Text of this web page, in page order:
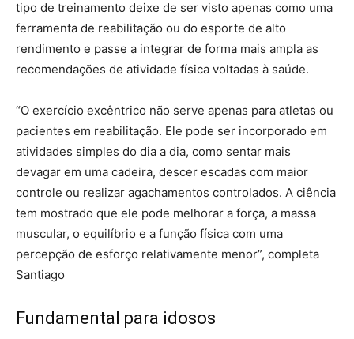
tipo de treinamento deixe de ser visto apenas como uma
ferramenta de reabilitação ou do esporte de alto
rendimento e passe a integrar de forma mais ampla as
recomendações de atividade física voltadas à saúde.
“O exercício excêntrico não serve apenas para atletas ou
pacientes em reabilitação. Ele pode ser incorporado em
atividades simples do dia a dia, como sentar mais
devagar em uma cadeira, descer escadas com maior
controle ou realizar agachamentos controlados. A ciência
tem mostrado que ele pode melhorar a força, a massa
muscular, o equilíbrio e a função física com uma
percepção de esforço relativamente menor”, completa
Santiago
Fundamental para idosos